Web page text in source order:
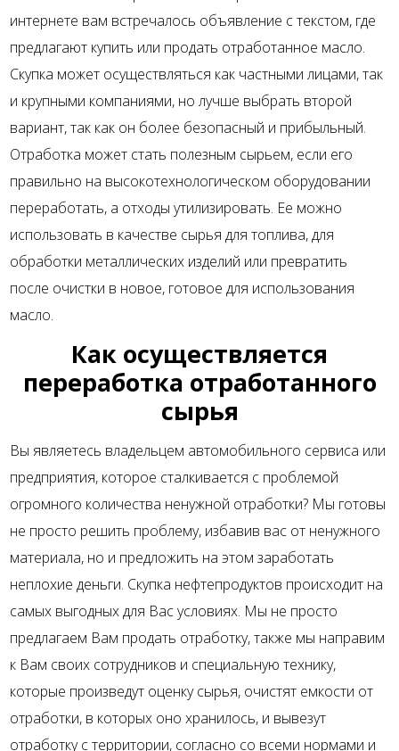
интернете вам встречалось объявление с текстом, где
предлагают купить или продать отработанное масло.
Скупка может осуществляться как частными лицами, так
и крупными компаниями, но лучше выбрать второй
вариант, так как он более безопасный и прибыльный.
Отработка может стать полезным сырьем, если его
правильно на высокотехнологическом оборудовании
переработать, а отходы утилизировать. Ее можно
использовать в качестве сырья для топлива, для
обработки металлических изделий или превратить
после очистки в новое, готовое для использования
масло.
Как осуществляется
переработка отработанного
сырья
Вы являетесь владельцем автомобильного сервиса или
предприятия, которое сталкивается с проблемой
огромного количества ненужной отработки? Мы готовы
не просто решить проблему, избавив вас от ненужного
материала, но и предложить на этом заработать
неплохие деньги. Скупка нефтепродуктов происходит на
самых выгодных для Вас условиях. Мы не просто
предлагаем Вам продать отработку, также мы направим
к Вам своих сотрудников и специальную технику,
которые произведут оценку сырья, очистят емкости от
отработки, в которых оно хранилось, и вывезут
отработку с территории, согласно со всеми нормами и